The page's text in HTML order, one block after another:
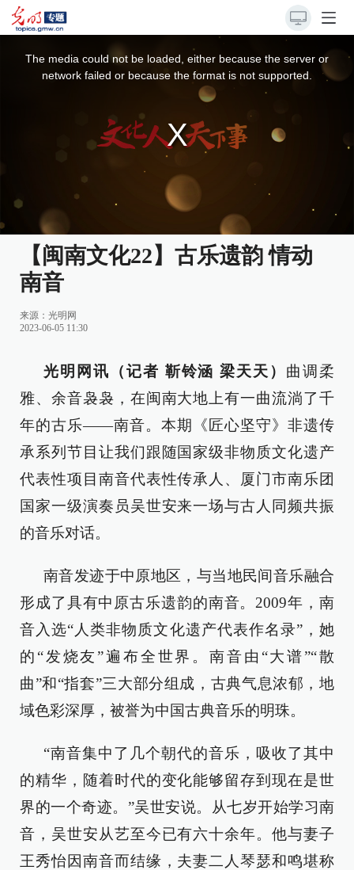
The media could not be loaded, either because the server or
network failed or because the format is not supported.
【闽南文化22】古乐遗韵 情动
南音
来源：光明网
2023-06-05 11:30
光明网讯（记者 靳铃涵 梁天天） 曲调柔
雅、余音袅袅，在闽南大地上有一曲流淌了千
年的古乐——南音。本期《匠心坚守》非遗传
承系列节目让我们跟随国家级非物质文化遗产
代表性项目南音代表性传承人、厦门市南乐团
国家一级演奏员吴世安来一场与古人同频共振
的音乐对话。
南音发迹于中原地区，与当地民间音乐融合
形成了具有中原古乐遗韵的南音。2009年，南
音入选“人类非物质文化遗产代表作名录”，她
的“发烧友”遍布全世界。南音由“大谱”“散
曲”和“指套”三大部分组成，古典气息浓郁，地
域色彩深厚，被誉为中国古典音乐的明珠。
“南音集中了几个朝代的音乐，吸收了其中
的精华，随着时代的变化能够留存到现在是世
界的一个奇迹。”吴世安说。从七岁开始学习南
音，吴世安从艺至今已有六十余年。他与妻子
王秀怡因南音而结缘，夫妻二人琴瑟和鸣堪称